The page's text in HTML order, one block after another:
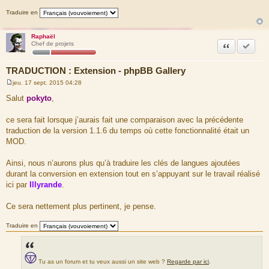
'CHARACTERS' => 'caractères',
'CLICK_RETURN_ALBUM' => 'Clic %shere%s pour
revenir à l’album',
'CLICK_RETURN_IMAGE' => 'Clic %shere%s pour
revenir à l’image',
'CLICK_RETURN_INDEX' => 'Clic %shere%s pour
'COMMENT' => 'Commentaire',
'COMMENT_IMAGE' => 'Poster un commentaire
'COMMENT_LENGTH' => 'Rédigez votre commetaire
caractères.',
'COMMENT_ON' => 'Commentaire sur',
'COMMENT_STORED' => 'Votre commentaire a été
enregistré avec succès.',
trop long.',
'COMMENTS' => 'Commentaires',
'CONTEST_COMMENTS_STARTS' => 'Les commentaire
concernant les images de ce concours sont possibles à partir
'CONTEST_ENDED' => 'Ce concours s’est
'CONTEST_ENDS' => 'Ce concours se termine
le %s.',
'CONTEST_RATING_STARTED' => 'Les votes pour ce
concours ont débuté le %s.',
'CONTEST_RATING_STARTS' => 'Les votes pour ce
Traduire en
Raphaël
Chef de projets
TRADUCTION : Extension - phpBB Gallery
Citation
M
e
s
g
e
jeu. 17 sept. 2015 04:28
Salut pokyto
ce sera fait lorsque j’aurais fait une comparaison avec la précédente
traduction de la version 1.1.6 du temps où cette fonctionnalité était un
MOD.
Ainsi, nous n’aurons plus qu’à traduire les clés de langues ajoutées
durant la conversion en extension tout en s’appuyant sur le travail réalisé
ici par Illyrande
Ce sera nettement plus pertinent, je pense.
Traduire en
Tu as un forum et tu veux aussi un site web ? Regarde par ici